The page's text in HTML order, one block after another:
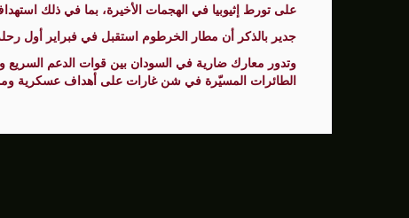
على تورط إثيوبيا في الهجمات الأخيرة، بما في ذلك
جدير بالذكر أن مطار الخرطوم استقبل في فبراير أول رحلة
الطائرات المسيّرة في شن غارات على أهداف عسكرية